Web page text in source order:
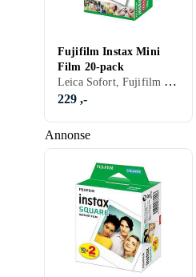
Annonse
Fujifilm Instax Mini
Film 20-pack
Leica Sofort, Fujifilm Instax Mini, Farge
229 ,-